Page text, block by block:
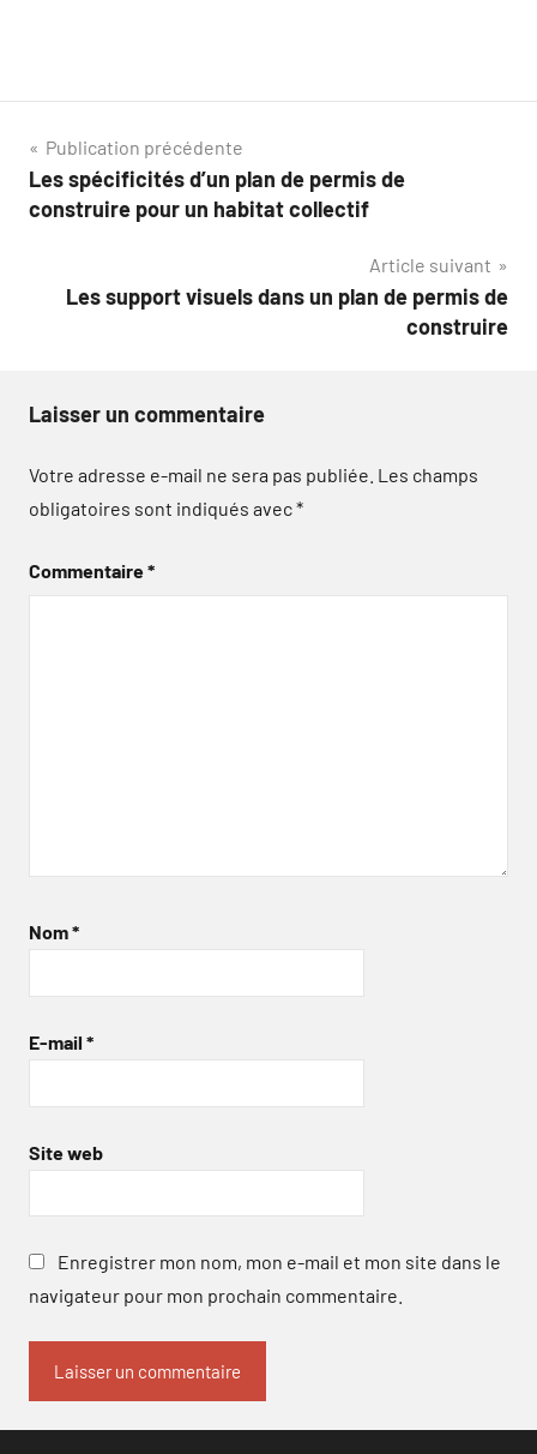
Navigation
de
Publication précédente
Les spécificités d’un plan de permis de
construire pour un habitat collectif
Article suivant
Les support visuels dans un plan de permis de
construire
Laisser un commentaire
Votre adresse e-mail ne sera pas publiée. Les champs
obligatoires sont indiqués avec*
Commentaire*
Nom*
E-mail *
Site web
Enregistrer mon nom, mon e-mail et mon site dans le
navigateur pour mon prochain commentaire.